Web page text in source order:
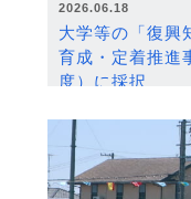
2026.06.18
大学等の「復興
育成・定着推進
度）に採択